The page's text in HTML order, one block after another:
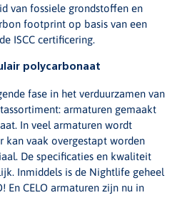
van fossiele grondstoffen en
footprint op basis van een
ISCC certificering.
polycarbonaat
fase in het verduurzamen van
armaturen gemaakt
In veel armaturen wordt
kan vaak overgestapt worden
De specificaties en kwaliteit
Inmiddels is de Nightlife geheel
En CELO armaturen zijn nu in